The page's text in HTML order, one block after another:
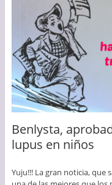
Benlysta,
lupus en niños
Yuju!!! La gran noticia, que